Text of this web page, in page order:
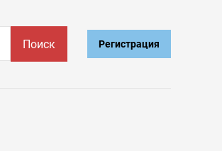
Поиск Регистрация